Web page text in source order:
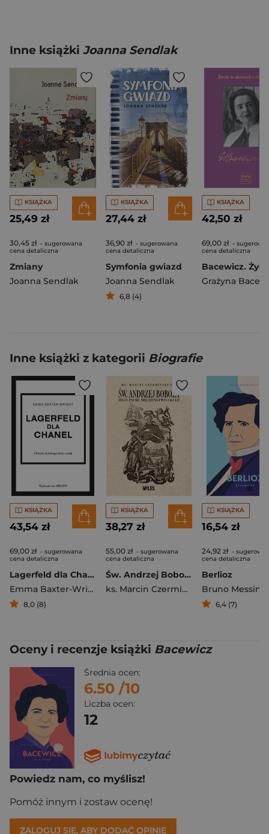
Inne książki Joanna Sendlak
KSIĄŻKA
25,49 zł
30,45 zł - sugerowana
cena detaliczna
Zmiany
Joanna Sendlak
KSIĄŻKA
27,44 zł
36,90 zł - sugerowana
cena detaliczna
Symfonia gwiazd
Joanna Sendlak
6,8 (4)
KSIĄŻKA
42,50 zł
69,00 zł -
cena detaliczna
Grażyna
Inne książki z kategorii Biografie
KSIĄŻKA
43,54 zł
69,00 zł - sugerowana
cena detaliczna
Lagerfeld dla Chanel. Historia kultowego domu mody
Emma Baxter-Wright
8,0 (8)
KSIĄŻKA
38,27 zł
55,00 zł - sugerowana
cena detaliczna
Św. Andrzej Bobola. Jego życie, męczeństwo i kult
ks. Marcin Czermiński TJ
KSIĄŻKA
16,54 zł
24,92 zł -
cena detaliczna
Berlioz
Bruno Messina
6,4 (7)
Oceny i recenzje książki Bacewicz
Średnia ocen:
6.50 /10
Liczba ocen:
12
Powiedz nam, co myślisz!
Pomóż innym i zostaw ocenę!
ZALOGUJ SIĘ, ABY DODAĆ OPINIĘ